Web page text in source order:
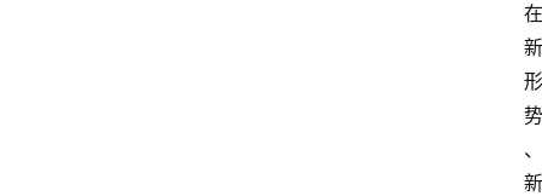
在
新
形
势
、
新